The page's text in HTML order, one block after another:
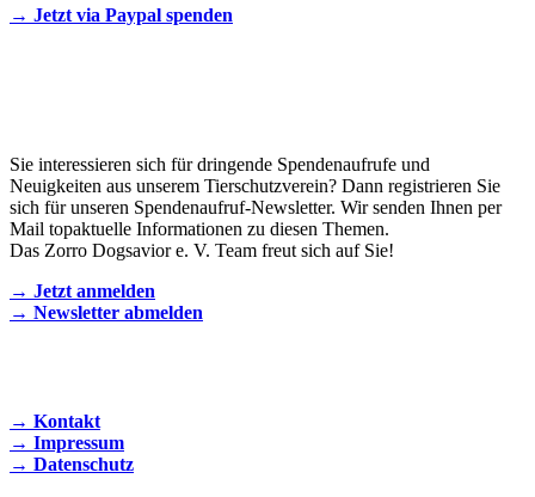
→ Jetzt via Paypal spenden
Sie interessieren sich für dringende Spendenaufrufe und
Neuigkeiten aus unserem Tierschutzverein? Dann registrieren Sie
sich für unseren Spendenaufruf-Newsletter. Wir senden Ihnen per
Mail topaktuelle Informationen zu diesen Themen.
Das Zorro Dogsavior e. V. Team freut sich auf Sie!
→ Jetzt anmelden
→ Newsletter abmelden
→ Kontakt
→ Impressum
→ Datenschutz